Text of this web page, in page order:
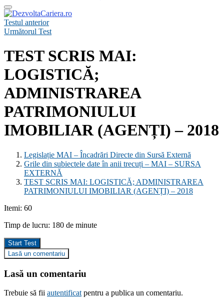
Testul anterior
Următorul Test
TEST SCRIS MAI:
LOGISTICĂ;
ADMINISTRAREA
PATRIMONIULUI
IMOBILIAR (AGENȚI) – 2018
Legislație MAI – Încadrări Directe din Sursă Externă
Grile din subiectele date în anii trecuți – MAI – SURSA
EXTERNĂ
TEST SCRIS MAI: LOGISTICĂ; ADMINISTRAREA
PATRIMONIULUI IMOBILIAR (AGENȚI) – 2018
Itemi: 60
Timp de lucru: 180 de minute
Lasă un comentariu
Lasă un comentariu
Trebuie să fii autentificat pentru a publica un comentariu.